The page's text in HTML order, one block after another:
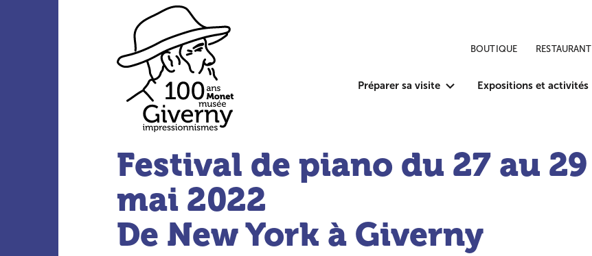
Aller au menu principal
Aller au contenu principal
Aller à la barre d’outils
Aller au pied de page
Accueil du site
Préparer sa visite Expositions et activités
BOUTIQUE RESTAURANT
Festival de piano du 27 au 29
mai 2022
De New York à Giverny